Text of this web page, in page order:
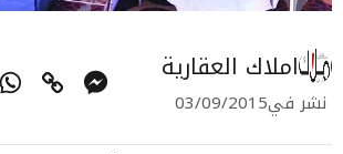
املاك العقارية
نشر في03/09/2015